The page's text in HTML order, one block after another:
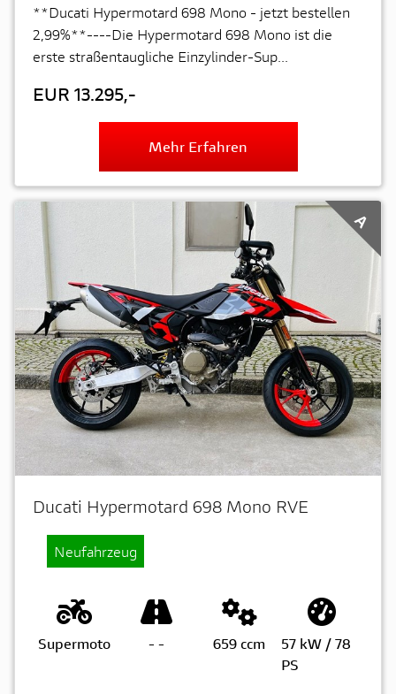
**Ducati Hypermotard 698 Mono - jetzt bestellen
2,99%**----Die Hypermotard 698 Mono ist die
erste straßentaugliche Einzylinder-Sup...
EUR 13.295,-
Mehr Erfahren
Ducati Hypermotard 698 Mono RVE
Neufahrzeug
Supermoto - - 659 ccm
57 kW / 78
PS
A